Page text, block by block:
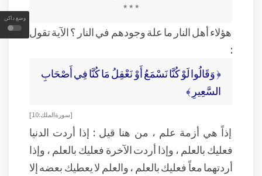
وضع داكن
* * *
هؤلاء أهل النار ما علة وجودهم في النار ؟ الآية تقول
:
﴿ وَقَالُوا لَوْ كُنَّا نَسْمَعُ أَوْ نَعْقِلُ مَا كُنَّا فِي أَصْحَابِ
السَّعِيرِ ﴾
[ سورة الملك : 10]
إذاً هي أزمة علم ، من هنا قيل : إذا أردت الدنيا
فعليك بالعلم ، وإذا أردت الآخرة فعليك بالعلم ، وإذا
أردتهما معاً فعليك بالعلم ، والعلم لا يعطيك بعضه إلا